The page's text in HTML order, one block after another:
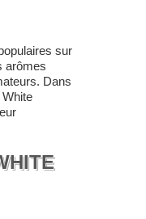
sur
arômes
Dans